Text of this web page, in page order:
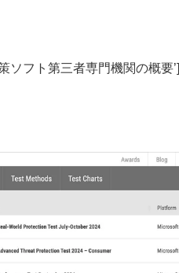
ソフト第三者専門機関の概要’]